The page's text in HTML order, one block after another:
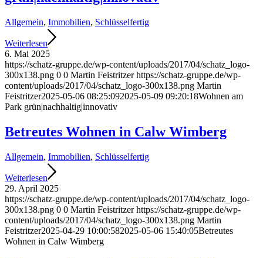
Allgemein, Immobilien, Schlüsselfertig
Weiterlesen
6. Mai 2025
https://schatz-gruppe.de/wp-content/uploads/2017/04/schatz_logo-
300x138.png 0 0 Martin Feistritzer https://schatz-gruppe.de/wp-
content/uploads/2017/04/schatz_logo-300x138.png Martin
Feistritzer2025-05-06 08:25:092025-05-09 09:20:18Wohnen am
Park grün|nachhaltig|innovativ
Betreutes Wohnen in Calw Wimberg
Allgemein, Immobilien, Schlüsselfertig
Weiterlesen
29. April 2025
https://schatz-gruppe.de/wp-content/uploads/2017/04/schatz_logo-
300x138.png 0 0 Martin Feistritzer https://schatz-gruppe.de/wp-
content/uploads/2017/04/schatz_logo-300x138.png Martin
Feistritzer2025-04-29 10:00:582025-05-06 15:40:05Betreutes
Wohnen in Calw Wimberg